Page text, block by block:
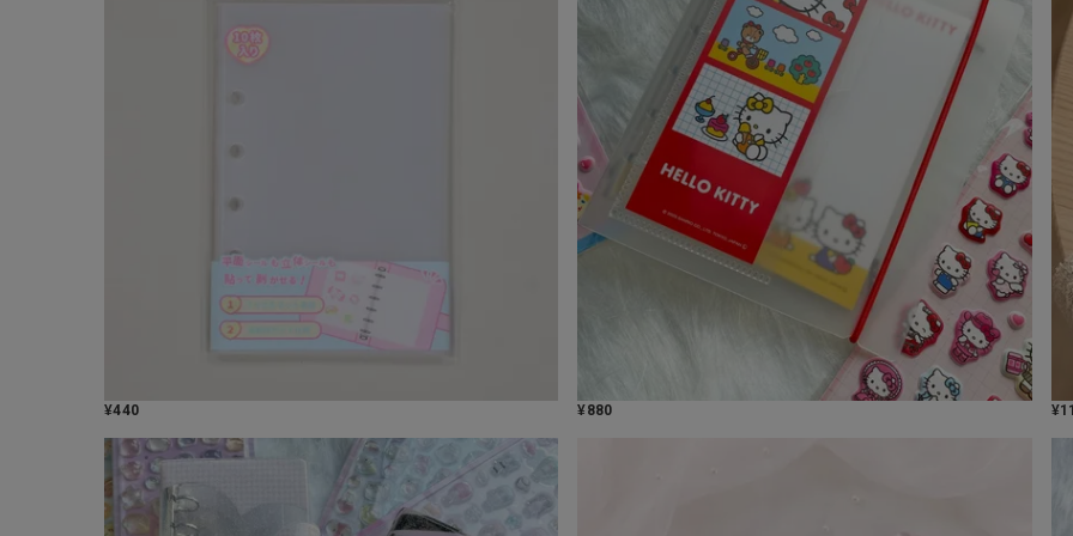
¥440 ¥880 ¥